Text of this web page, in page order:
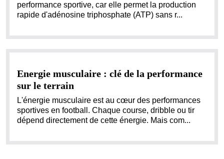
performance sportive, car elle permet la production
rapide d'adénosine triphosphate (ATP) sans r...
Energie musculaire : clé de la performance
sur le terrain
L'énergie musculaire est au cœur des performances
sportives en football. Chaque course, dribble ou tir
dépend directement de cette énergie. Mais com...